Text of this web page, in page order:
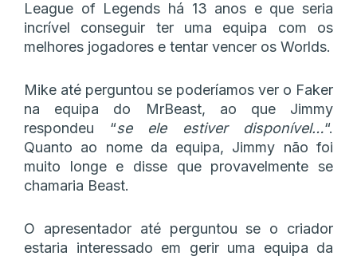
League of Legends há 13 anos e que seria
incrível conseguir ter uma equipa com os
melhores jogadores e tentar vencer os Worlds.
Mike até perguntou se poderíamos ver o Faker
na equipa do MrBeast, ao que Jimmy
respondeu “se ele estiver disponível…“.
Quanto ao nome da equipa, Jimmy não foi
muito longe e disse que provavelmente se
chamaria Beast.
O apresentador até perguntou se o criador
estaria interessado em gerir uma equipa da